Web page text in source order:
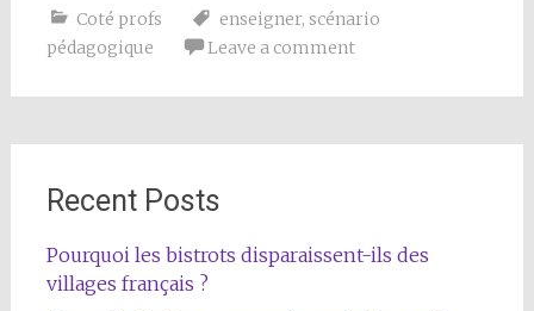
Coté profs enseigner, scénario
pédagogique
Leave a comment
Recent Posts
Pourquoi les bistrots disparaissent-ils des
villages français ?